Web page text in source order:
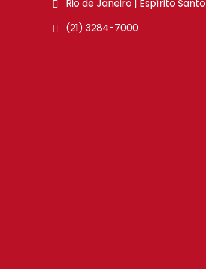
Rio de Janeiro | Espírito Santo
(21) 3284-7000